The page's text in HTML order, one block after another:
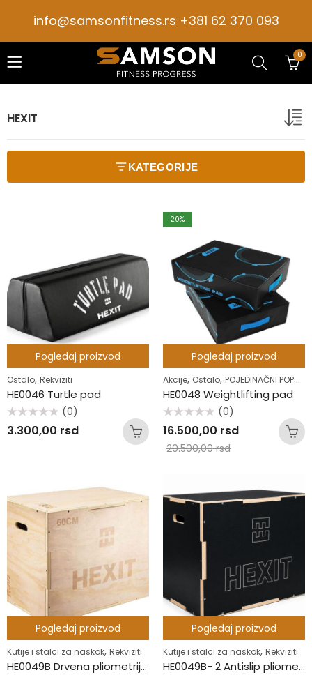
info@samsonfitness.rs +381 62 370 093
0
HEXIT
KATEGORIJE
Pogledaj proizvod
Ostalo, Rekviziti
HE0046 Turtle pad
sa
(0)
3.300,00 rsd
20%
Pogledaj proizvod
Akcije, Ostalo, POJEDINAČNI POPUSTI
HE0048 Weightlifting pad
sa
od
(0)
16.500,00 rsd
20.500,00rsd
Pogledaj proizvod
Kutije i stalci za naskok, Rekviziti
HE0049B Drvena pliometrijska kutija
Pogledaj proizvod
Kutije i stalci za naskok, Rekviziti
HE0049B- 2 Antislip pliometrijska kutija